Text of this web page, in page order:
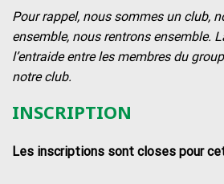
Pour rappel, nous sommes un club,
ensemble, nous rentrons ensemble.
l’entraide entre les membres du
notre club.
INSCRIPTION
Les inscriptions sont closes pour